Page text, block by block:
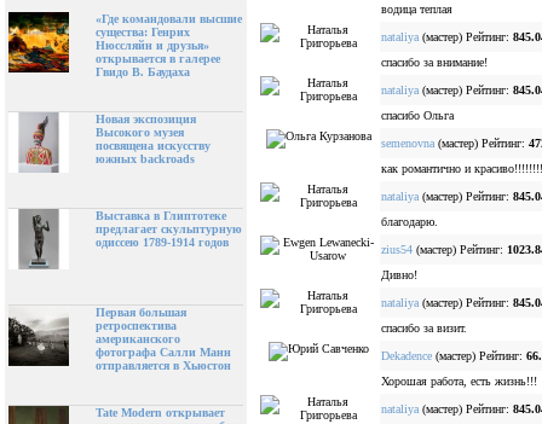
«Где командовали высшие
существа: Генрих
Нюссляйн и друзья»
открывается в галерее
Гвидо В. Баудаха
Новая экспозиция
Высокого музея
посвящена искусству
южных backroads
Выставка в Глиптотеке
предлагает скульптурную
одиссею 1789-1914 годов
Первая большая
ретроспектива
американского
фотографа Салли Манн
отправляется в Хьюстон
Tate Modern открывает
водица теплая
nataliya (мастер) Рейтинг:
спасибо за внимание!
nataliya (мастер) Рейтинг:
спасибо Ольга
semenovna (мастер) Рейтинг:
как романтично и
nataliya (мастер) Рейтинг:
благодарю.
zius54 (мастер) Рейтинг:
Дивно!
nataliya (мастер) Рейтинг:
спасибо за визит.
Dekadence (мастер) Рейтинг:
Хорошая работа, есть жизнь!!!
nataliya (мастер) Рейтинг: